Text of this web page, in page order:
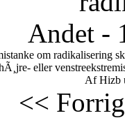
Andet -
om radikalisering
eller
Af Hizb
<<